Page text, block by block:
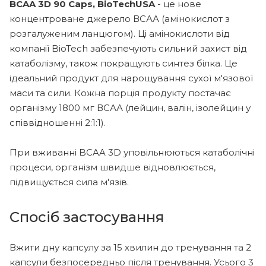
BCAA 3D ​​90 Caps, BioTechUSA - це нове
концентроване джерело ВСАА (амінокислот з
розгалуженим ланцюгом). Ці амінокислоти від
компанії BioTech забезпечують сильний захист від
катаболізму, також покращують синтез білка. Це
ідеальний продукт для нарощування сухої м'язової
маси та сили. Кожна порція продукту постачає
організму 1800 мг ВСАА (лейцин, валін, ізолейцин у
співвідношенні 2:1:1).
При вживанні BCAA 3D ​​уповільнюються катаболічні
процеси, організм швидше відновлюється,
підвищується сила м'язів.
Спосіб застосування
Вжити дну капсулу за 15 хвилин до тренування та 2
капсули безпосередньо після тренування. Усього 3